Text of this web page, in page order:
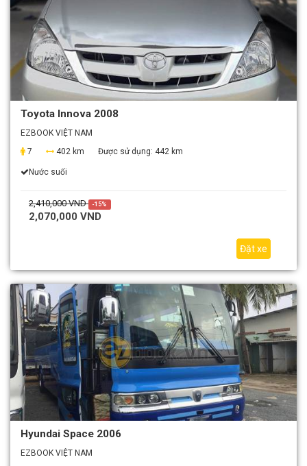
Toyota Innova 2008
EZBOOK VIỆT NAM
7
402 km Được sử dụng: 442 km
Nước suối
2,410,000 VND -15%
2,070,000 VND
Đặt xe
Hyundai Space 2006
EZBOOK VIỆT NAM